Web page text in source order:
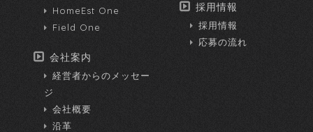
HomeEst One
Field One
会社案内
経営者からのメッセー
ジ
会社概要
沿革
採用情報
採用情報
応募の流れ